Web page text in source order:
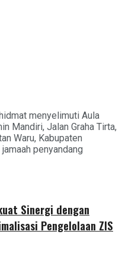
menyelimuti Aula
Mandiri, Jalan Graha Tirta,
Waru, Kabupaten
penyandang
Sinergi dengan
Pengelolaan ZIS